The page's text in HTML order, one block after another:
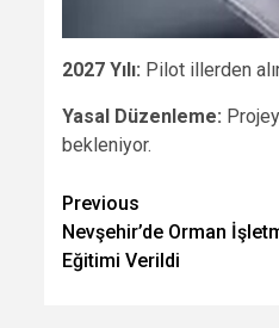
2027 Yılı: Pilot illerden
Yasal Düzenleme:
bekleniyor.
Post
navigation
Previous
Nevşehir’de Orman
Eğitimi Verildi